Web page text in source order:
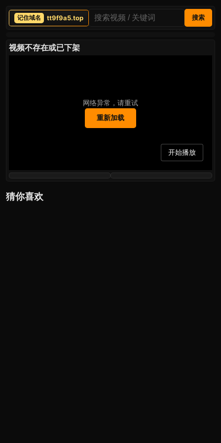
tt9f9a5.top 搜索
视频不存在或已下架
网络异常，请重试
重新加载
开始播放
猜你喜欢